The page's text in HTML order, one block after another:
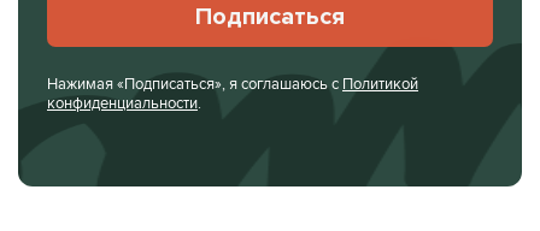
Подписаться
Нажимая «Подписаться», я соглашаюсь с Политикой
конфиденциальности.